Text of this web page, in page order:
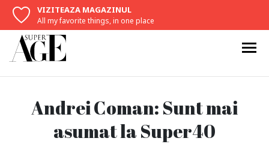
VIZITEAZA MAGAZINUL
All my favorite things, in one place
Andrei Coman: Sunt mai
asumat la Super40